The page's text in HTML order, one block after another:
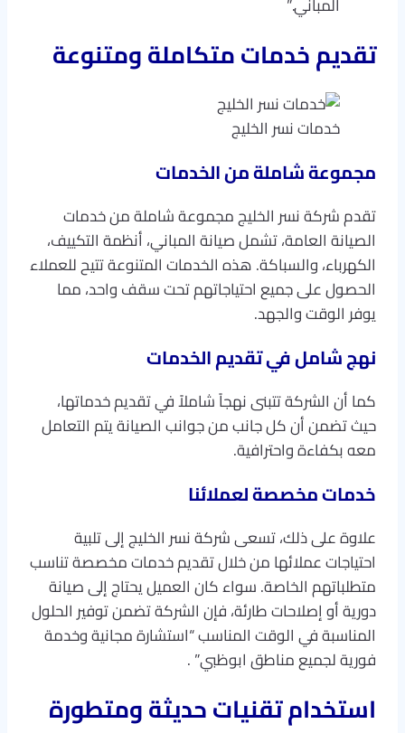
تقديم خدمات متكاملة ومتنوعة
خدمات نسر الخليج
مجموعة شاملة من الخدمات
تقدم شركة نسر الخليج مجموعة شاملة من خدمات
الصيانة العامة، تشمل صيانة المباني، أنظمة التكييف،
الكهرباء، والسباكة. هذه الخدمات المتنوعة تتيح للعملاء
الحصول على جميع احتياجاتهم تحت سقف واحد، مما
يوفر الوقت والجهد.
نهج شامل في تقديم الخدمات
كما أن الشركة تتبنى نهجاً شاملاً في تقديم خدماتها،
حيث تضمن أن كل جانب من جوانب الصيانة يتم التعامل
معه بكفاءة واحترافية.
خدمات مخصصة لعملائنا
علاوة على ذلك، تسعى شركة نسر الخليج إلى تلبية
احتياجات عملائها من خلال تقديم خدمات مخصصة تناسب
متطلباتهم الخاصة. سواء كان العميل يحتاج إلى صيانة
دورية أو إصلاحات طارئة، فإن الشركة تضمن توفير الحلول
المناسبة في الوقت المناسب “استشارة مجانية وخدمة
فورية لجميع مناطق ابوظبي” .
استخدام تقنيات حديثة ومتطورة